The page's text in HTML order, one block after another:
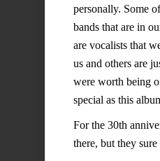
personally. Some
bands that are in
are vocalists that
us and others are
were worth being
special as this
For the 30th
there, but they sure